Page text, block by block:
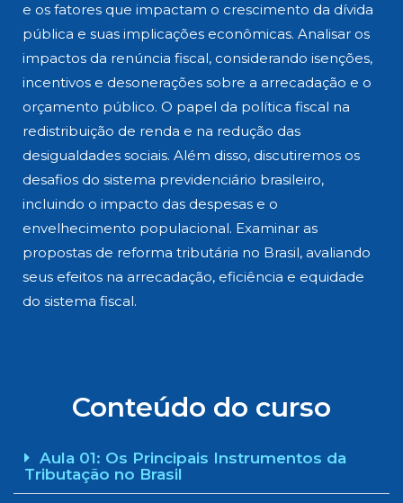
e os fatores que impactam o crescimento da dívida
pública e suas implicações econômicas. Analisar os
impactos da renúncia fiscal, considerando isenções,
incentivos e desonerações sobre a arrecadação e o
orçamento público. O papel da política fiscal na
redistribuição de renda e na redução das
desigualdades sociais. Além disso, discutiremos os
desafios do sistema previdenciário brasileiro,
incluindo o impacto das despesas e o
envelhecimento populacional. Examinar as
propostas de reforma tributária no Brasil, avaliando
seus efeitos na arrecadação, eficiência e equidade
do sistema fiscal.
Conteúdo do curso
Aula 01: Os Principais Instrumentos da
Tributação no Brasil